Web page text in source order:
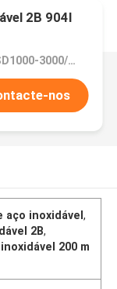
2B 904l
Preço：USD1000-3000/Ton
nos
aço inoxidável,
2B,
200 m